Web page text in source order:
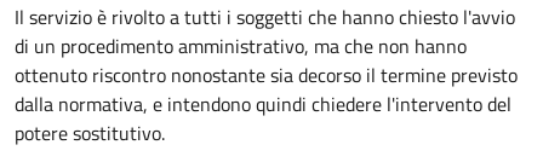
Il servizio è rivolto a tutti i soggetti che hanno chiesto l'avvio
di un procedimento amministrativo, ma che non hanno
ottenuto riscontro nonostante sia decorso il termine previsto
dalla normativa, e intendono quindi chiedere l'intervento del
potere sostitutivo.